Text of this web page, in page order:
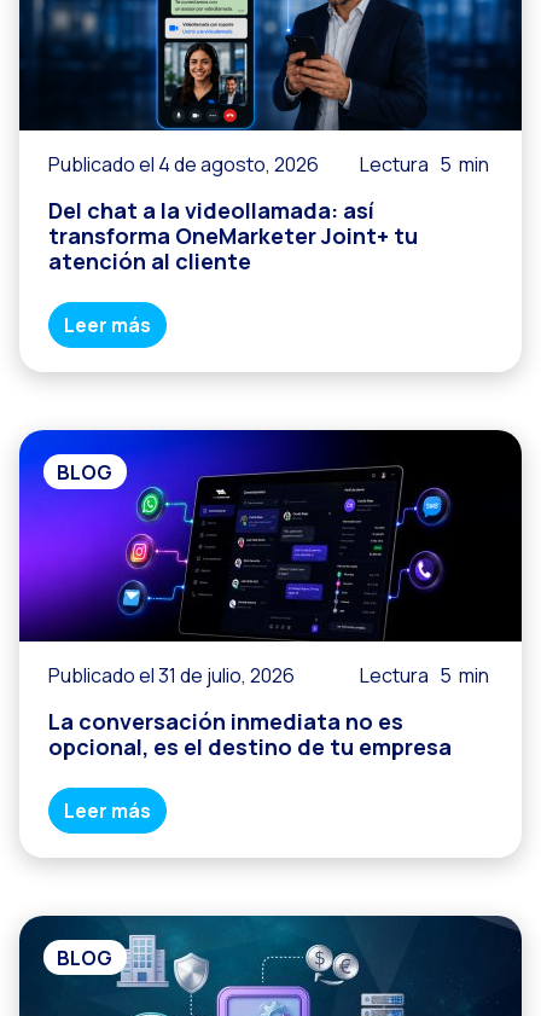
Reach & Engage +
Recapitulación de
Social CX: La
Catálogo
¿Conoces el
Publicado el 4 de agosto, 2026 Lectura 5 min
Del chat a la videollamada: así
transforma OneMarketer Joint+ tu
atención al cliente
Leer más
BLOG
Publicado el 31 de julio, 2026 Lectura 5 min
La conversación inmediata no es
opcional, es el destino de tu empresa
Leer más
BLOG